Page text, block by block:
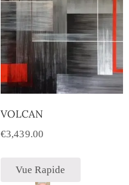
VOLCAN
€3,439.00
Vue Rapide